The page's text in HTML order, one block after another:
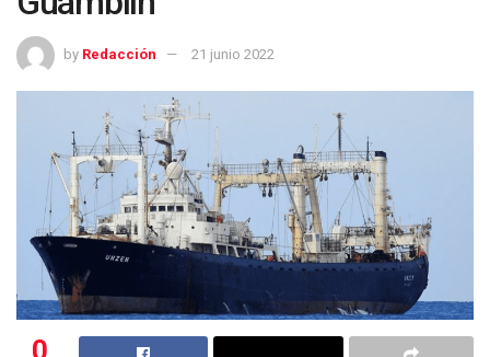
by Redacción 21 junio 2022
0